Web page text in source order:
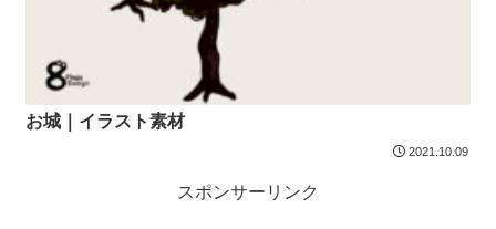
お城｜イラスト素材
2021.10.09
スポンサーリンク